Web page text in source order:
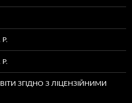
ЗГІДНО З ЛІЦЕНЗІЙНИМИ